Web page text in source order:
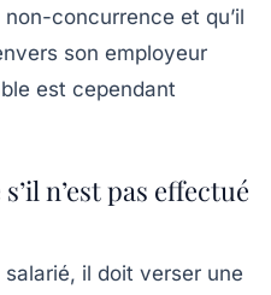
concurrence et qu’il
son employeur
est cependant
n’est pas effectué
salarié, il doit verser une